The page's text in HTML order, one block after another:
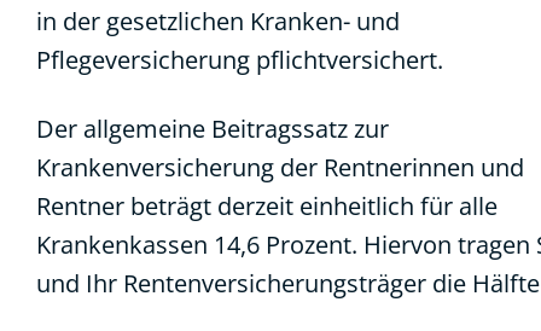
in der gesetzlichen Kranken- und
Pflegeversicherung pflichtversichert.
Der allgemeine Beitragssatz zur
Krankenversicherung der Rentnerinnen und
Rentner beträgt derzeit einheitlich für alle
Krankenkassen 14,6 Prozent. Hiervon tragen
und Ihr Rentenversicherungsträger die